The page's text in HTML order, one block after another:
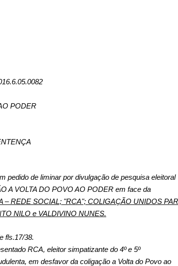
PODER
pedido de liminar por divulgação de pesquisa eleitoral
A VOLTA DO POVO AO PODER em face da
REDE SOCIAL; "RCA"; COLIGAÇÃO UNIDOS
NILO e VALDIVINO NUNES.
fls.17/38.
RCA, eleitor simpatizante do 4º e 5º
em desfavor da coligação a Volta do Povo ao